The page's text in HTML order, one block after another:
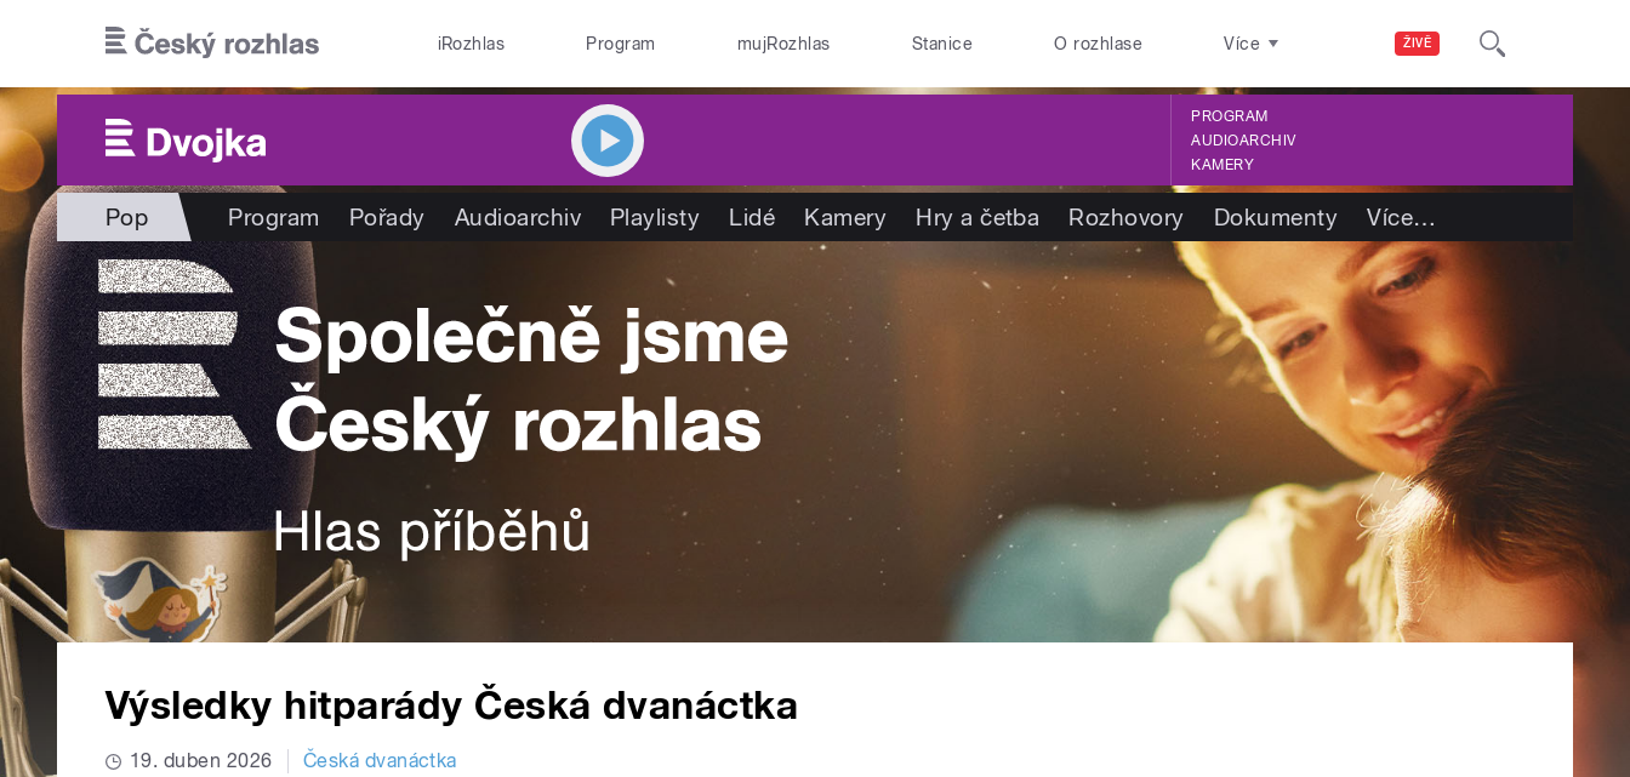
ŽIVĚ
iRozhlas Program mujRozhlas Stanice O rozhlase Více
PROGRAM
AUDIOARCHIV
KAMERY
Pop Program Pořady Audioarchiv Playlisty Lidé Kamery Hry a četba Rozhovory Dokumenty Více…
Výsledky hitparády Česká dvanáctka
19. duben 2026 Česká dvanáctka